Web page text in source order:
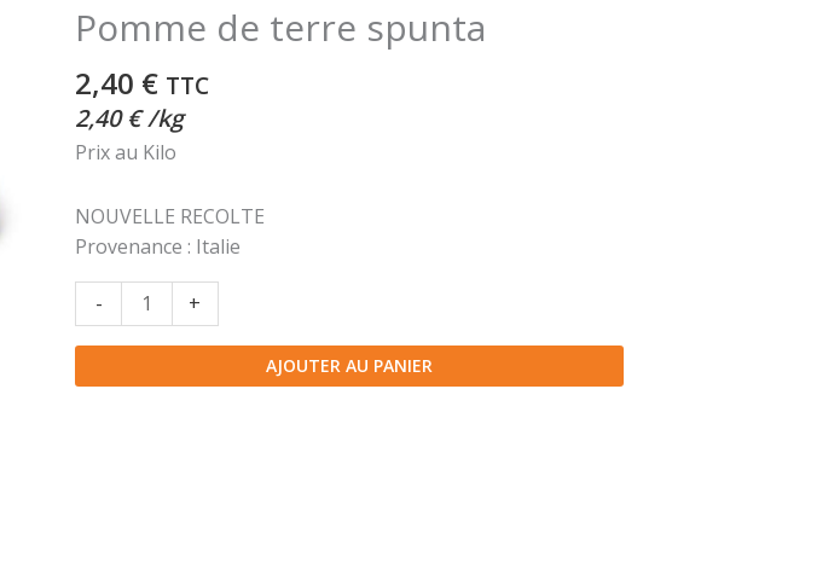
Pomme de terre spunta
2,40 € TTC
2,40€ /kg
Prix au Kilo
NOUVELLE RECOLTE
Provenance : Italie
-
quantité
de
Pomme
de
+
AJOUTER AU PANIER